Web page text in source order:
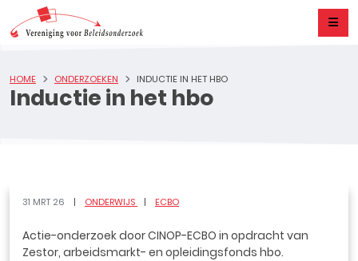
Inductie in het hbo
HOME ONDERZOEKEN INDUCTIE IN HET HBO
31 MRT 26 ONDERWIJS ECBO
Actie-onderzoek door CINOP-ECBO in opdracht van
Zestor, arbeidsmarkt- en opleidingsfonds hbo.